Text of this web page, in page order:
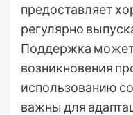
предоставляет
регулярно
Поддержка может
возникновения
использованию
важны для